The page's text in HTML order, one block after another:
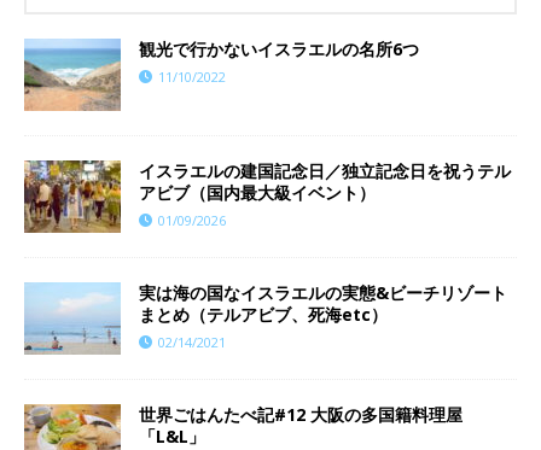
観光で行かないイスラエルの名所6つ
11/10/2022
イスラエルの建国記念日／独立記念日を祝うテル
アビブ（国内最大級イベント）
01/09/2026
実は海の国なイスラエルの実態&ビーチリゾート
まとめ（テルアビブ、死海etc）
02/14/2021
世界ごはんたべ記#12 大阪の多国籍料理屋
「L&L」